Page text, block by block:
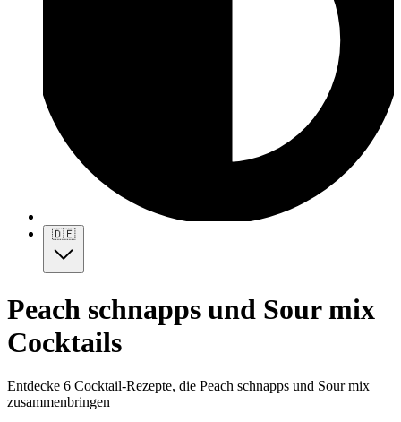
🇩🇪
Peach schnapps und Sour mix
Cocktails
Entdecke 6 Cocktail-Rezepte, die Peach schnapps und Sour mix
zusammenbringen